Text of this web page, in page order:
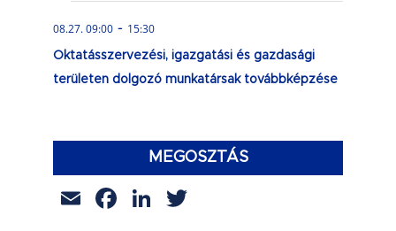
08.27. 09:00 - 15:30
Oktatásszervezési, igazgatási és gazdasági
területen dolgozó munkatársak továbbképzése
MEGOSZTÁS
EmailFacebook
LinkedIn